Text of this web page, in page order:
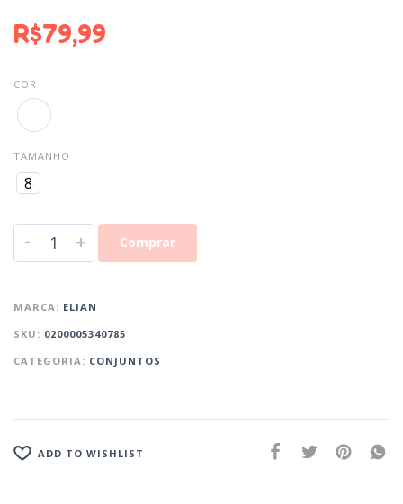
R$79,99
COR
TAMANHO
8
- + Comprar
MARCA: ELIAN
SKU: 0200005340785
CATEGORIA: CONJUNTOS
ADD TO WISHLIST